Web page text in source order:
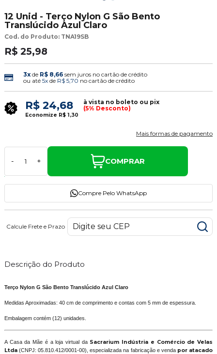
12 Unid - Terço Nylon G São Bento
Translúcido Azul Claro
Cod. do Produto: TNA19SB
R$ 25,98
3xde R$ 8,66 sem juros no cartão de crédito
ou até 5xde R$ 5,70 no cartão de crédito
R$ 24,68
à vista no boleto ou pix
(5% Desconto)
Economize R$ 1,30
Mais formas de pagamento
- + COMPRAR
Compre Pelo WhatsApp
Calcule Frete e Prazo
Descrição do Produto
Terço Nylon G São Bento Translúcido Azul Claro
Medidas Aproximadas: 40 cm de comprimento e contas com 5 mm de espessura.
Embalagem contém (12) unidades.
A Casa da Mãe é a loja virtual daSacrarium Indústria e Comércio de Velas
Ltda(CNPJ: 05.810.412/0001-00), especializada na fabricação e venda por atacado